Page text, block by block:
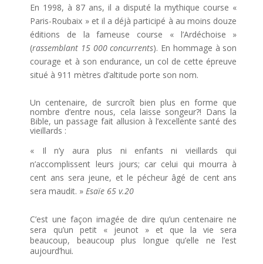
En 1998, à 87 ans, il a disputé la mythique course «
Paris-Roubaix » et il a déjà participé à au moins douze
éditions de la fameuse course « l’Ardéchoise »
(rassemblant 15 000 concurrents). En hommage à son
courage et à son endurance, un col de cette épreuve
situé à 911 mètres d’altitude porte son nom.
Un centenaire, de surcroît bien plus en forme que
nombre d’entre nous, cela laisse songeur?! Dans la
Bible, un passage fait allusion à l’excellente santé des
vieillards :
« Il n’y aura plus ni enfants ni vieillards qui
n’accomplissent leurs jours; car celui qui mourra à
cent ans sera jeune, et le pécheur âgé de cent ans
sera maudit. »Esaïe 65 v.20
C’est une façon imagée de dire qu’un centenaire ne
sera qu’un petit « jeunot » et que la vie sera
beaucoup, beaucoup plus longue qu’elle ne l’est
aujourd’hui.